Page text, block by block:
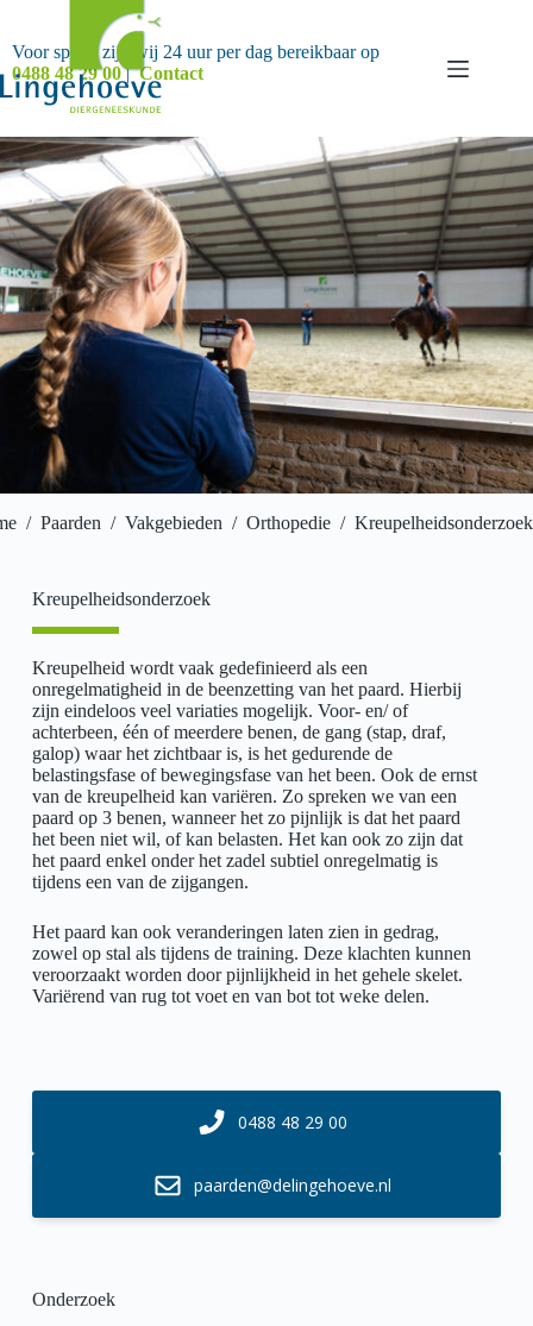
de
inhoud
Voor spoed zijn wij 24 uur per dag bereikbaar op
0488 48 29 00|Contact
/ Paarden / Vakgebieden / Orthopedie / Kreupelheidsonderzoek
Kreupelheidsonderzoek
Kreupelheid wordt vaak gedefinieerd als een
onregelmatigheid in de beenzetting van het paard. Hierbij
zijn eindeloos veel variaties mogelijk. Voor- en/ of
achterbeen, één of meerdere benen, de gang (stap, draf,
galop) waar het zichtbaar is, is het gedurende de
belastingsfase of bewegingsfase van het been. Ook de ernst
van de kreupelheid kan variëren. Zo spreken we van een
paard op 3 benen, wanneer het zo pijnlijk is dat het paard
het been niet wil, of kan belasten. Het kan ook zo zijn dat
het paard enkel onder het zadel subtiel onregelmatig is
tijdens een van de zijgangen.
Het paard kan ook veranderingen laten zien in gedrag,
zowel op stal als tijdens de training. Deze klachten kunnen
veroorzaakt worden door pijnlijkheid in het gehele skelet.
Variërend van rug tot voet en van bot tot weke delen.
0488 48 29 00
paarden@delingehoeve.nl
Onderzoek